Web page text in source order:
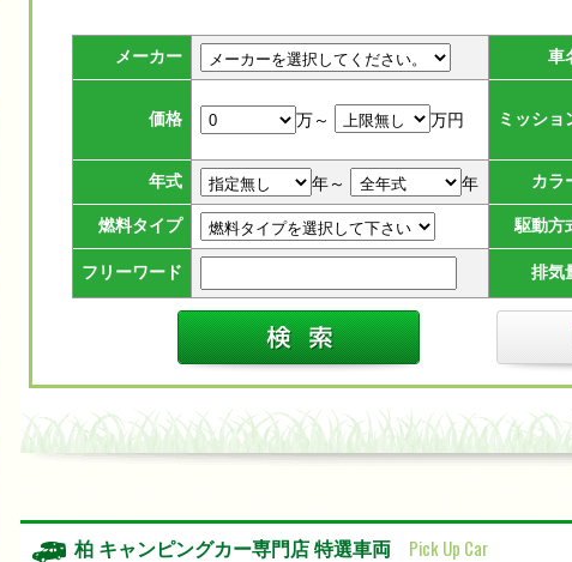
メーカー 車
価格 万～ 万円 ミッショ
年式 年～ 年 カラ
燃料タイプ 駆動方
フリーワード 排気
柏 キャンピングカー専門店 特選車両 Pick Up Car